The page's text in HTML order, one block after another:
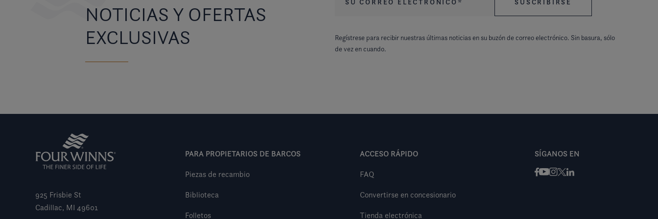
NOTICIAS Y OFERTAS
EXCLUSIVAS
Regístrese para recibir nuestras últimas noticias en su buzón de correo electrónico. Sin basura, sólo
de vez en cuando.
925 Frisbie St
Cadillac, MI 49601
PARA PROPIETARIOS DE BARCOS
Piezas de recambio
Biblioteca
Folletos
ACCESO RÁPIDO
FAQ
Convertirse en concesionario
Tienda electrónica
SÍGANOS EN
Facebook
Youtube
Instagram
X / Twitter
LinkedIn